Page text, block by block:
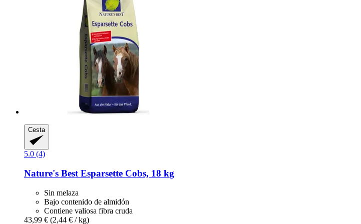
Cesta
5.0 (4)
Nature's Best Esparsette Cobs, 18 kg
Sin melaza
Bajo contenido de almidón
Contiene valiosa fibra cruda
43,99 € (2,44 € / kg)